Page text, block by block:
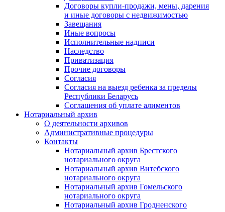
Договоры купли-продажи, мены, дарения
и иные договоры с недвижимостью
Завещания
Иные вопросы
Исполнительные надписи
Наследство
Приватизация
Прочие договоры
Согласия
Согласия на выезд ребенка за пределы
Республики Беларусь
Соглашения об уплате алиментов
Нотариальный архив
О деятельности архивов
Административные процедуры
Контакты
Нотариальный архив Брестского
нотариального округа
Нотариальный архив Витебского
нотариального округа
Нотариальный архив Гомельского
нотариального округа
Нотариальный архив Гродненского